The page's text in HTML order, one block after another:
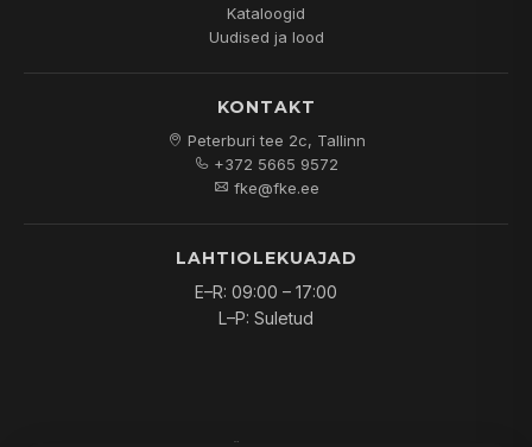
Kataloogid
Uudised ja lood
KONTAKT
Peterburi tee 2c, Tallinn
+372 5665 9572
fke@fke.ee
LAHTIOLEKUAJAD
E–R: 09:00 – 17:00
L–P: Suletud